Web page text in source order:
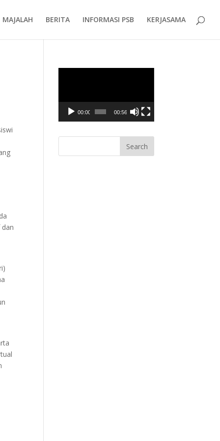
MAJALAH BERITA INFORMASI PSB KERJASAMA
00:00 00:56